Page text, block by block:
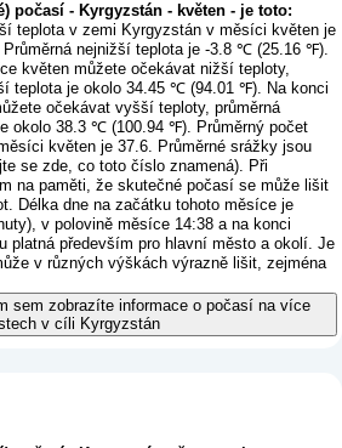
počasí - Kyrgyzstán - květen - je toto:
teplota v zemi Kyrgyzstán v měsíci květen je
nejnižší teplota je -3.8 ℃ (25.16 ℉).
květen můžete očekávat nižší teploty,
teplota je okolo 34.45 ℃ (94.01 ℉). Na konci
očekávat vyšší teploty, průměrná
okolo 38.3 ℃ (100.94 ℉). Průměrný počet
květen je 37.6. Průměrné srážky jsou
se zde, co toto číslo znamená). Při
na paměti, že skutečné počasí se může lišit
Délka dne na začátku tohoto měsíce je
v polovině měsíce 14:38 a na konci
platná především pro hlavní město a okolí. Je
v různých výškách výrazně lišit, zejména
sem zobrazíte informace o počasí na více
v cíli Kyrgyzstán